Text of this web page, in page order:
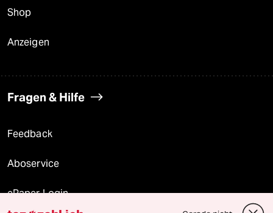
Shop
Anzeigen
Fragen & Hilfe
Feedback
Aboservice
ePaper Login